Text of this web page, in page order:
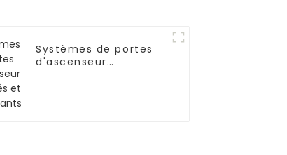
Systèmes de portes
d'ascenseur